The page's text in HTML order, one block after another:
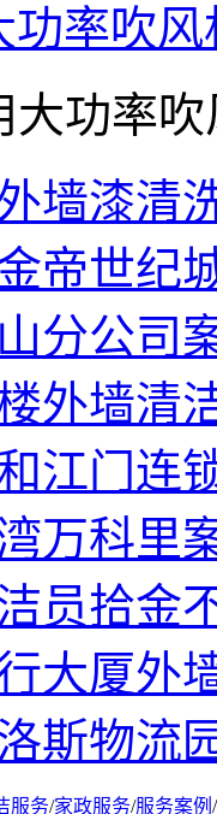
功率吹风
大功率吹
墙漆清
帝世纪
分公司
外墙清
江门连
万科里
员拾金
大厦外
斯物流
服务/家政服务/服务案例 /